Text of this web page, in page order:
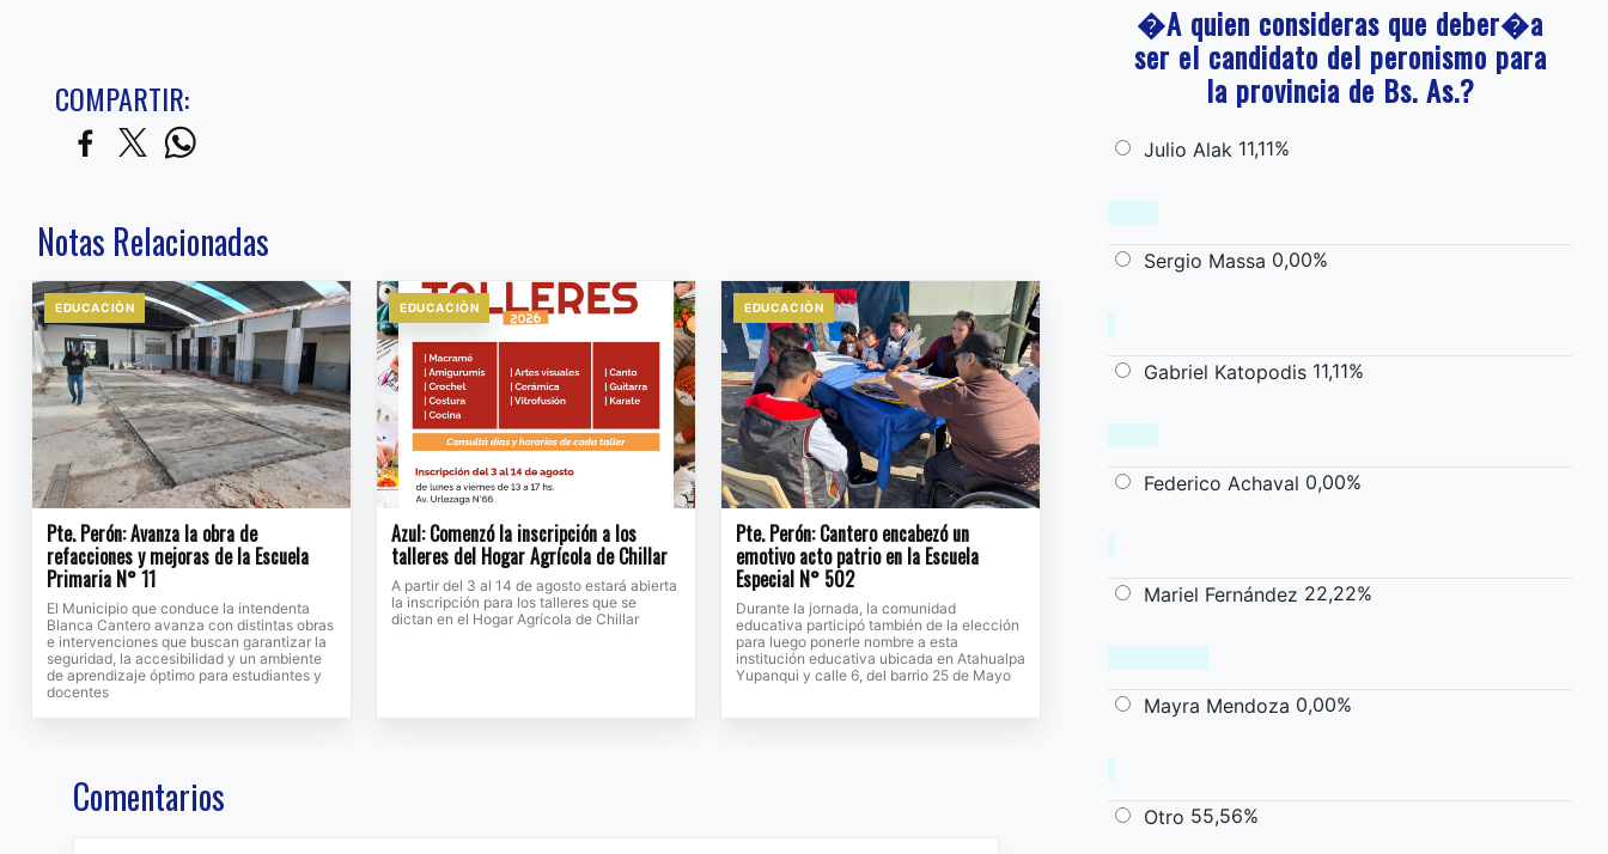
COMPARTIR:
Notas Relacionadas
EDUCACIÒN
Pte. Perón: Avanza la obra de
refacciones y mejoras de la Escuela
Primaria N° 11
El Municipio que conduce la intendenta
Blanca Cantero avanza con distintas obras
e intervenciones que buscan garantizar la
seguridad, la accesibilidad y un ambiente
de aprendizaje óptimo para estudiantes y
docentes
EDUCACIÒN
Azul: Comenzó la inscripción a los
talleres del Hogar Agrícola de Chillar
A partir del 3 al 14 de agosto estará abierta
la inscripción para los talleres que se
dictan en el Hogar Agrícola de Chillar
EDUCACIÒN
Pte. Perón: Cantero encabezó un
emotivo acto patrio en la Escuela
Especial N° 502
Durante la jornada, la comunidad
educativa participó también de la elección
para luego ponerle nombre a esta
institución educativa ubicada en Atahualpa
Yupanqui y calle 6, del barrio 25 de Mayo
Comentarios
�A quien consideras que deber�a
ser el candidato del peronismo para
la provincia de Bs. As.?
Julio Alak 11,11%
Sergio Massa 0,00%
Gabriel Katopodis 11,11%
Federico Achaval 0,00%
Mariel Fernández 22,22%
Mayra Mendoza 0,00%
Otro 55,56%